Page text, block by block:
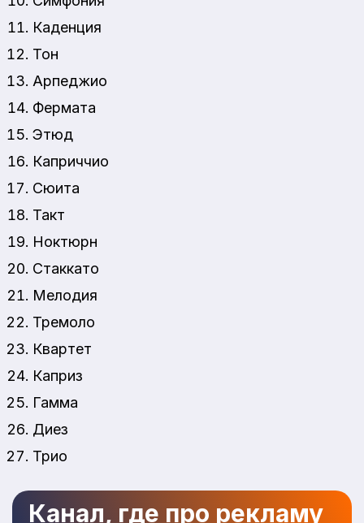
Каденция
Тон
Арпеджио
Фермата
Этюд
Каприччио
Сюита
Такт
Ноктюрн
Стаккато
Мелодия
Тремоло
Квартет
Каприз
Гамма
Диез
Трио
Канал, где про рекламу